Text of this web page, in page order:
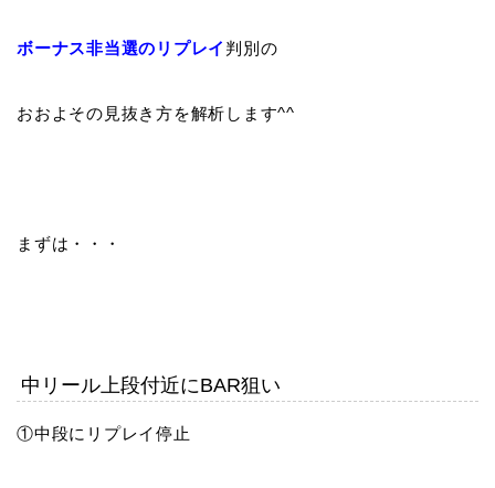
ボーナス非当選のリプレイ 判別の
おおよその見抜き方を解析します^^
まずは・・・
中リール上段付近にBAR狙い
①中段にリプレイ停止